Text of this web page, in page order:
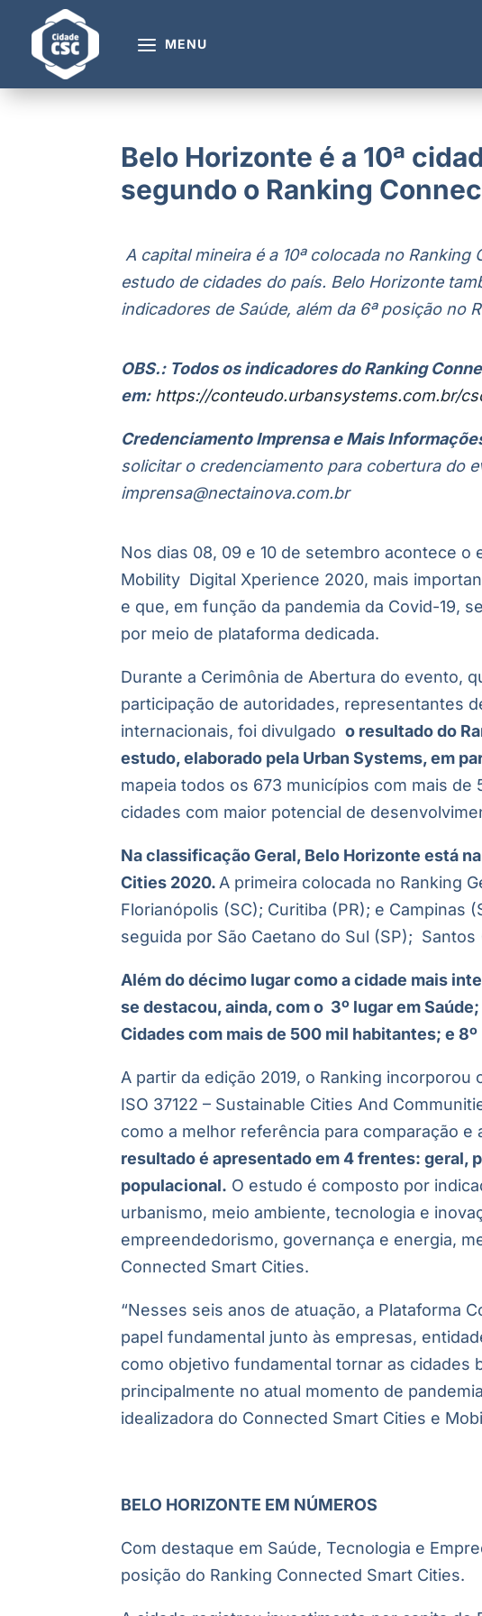
MENU
Belo Horizonte é a 10ª
segundo o Ranking
A capital mineira é a 10ª colocada no
estudo de cidades do país. Belo Horizonte
indicadores de Saúde, além da 6ª posição no
OBS.: Todos os indicadores do Ranking
em: https://conteudo.urbansystems.com.br/
Credenciamento Imprensa e Mais
solicitar o credenciamento para cobertura do
imprensa@nectainova.com.br
Nos dias 08, 09 e 10 de setembro acontece
Mobility Digital Xperience 2020, mais
e que, em função da pandemia da Covid-19,
por meio de plataforma dedicada.
Durante a Cerimônia de Abertura do evento,
participação de autoridades, representantes
internacionais, foi divulgadoo resultado do
estudo, elaborado pela Urban Systems, em
mapeia todos os 673 municípios com mais
cidades com maior potencial de
Na classificação Geral, Belo Horizonte está
Cities 2020. A primeira colocada no Ranking
Florianópolis (SC); Curitiba (PR); e Campinas
seguida por São Caetano do Sul (SP); Santos
Além do décimo lugar como a cidade mais
se destacou, ainda, com o 3º lugar em
Cidades com mais de 500 mil habitantes; e
A partir da edição 2019, o Ranking
ISO 37122 – Sustainable Cities And
como a melhor referência para comparação
resultado é apresentado em 4 frentes: geral,
populacional. O estudo é composto por
urbanismo, meio ambiente, tecnologia e
empreendedorismo, governança e energia,
Connected Smart Cities.
“Nesses seis anos de atuação, a Plataforma
papel fundamental junto às empresas,
como objetivo fundamental tornar as cidades
principalmente no atual momento de
idealizadora do Connected Smart Cities e
BELO HORIZONTE EM NÚMEROS
Com destaque em Saúde, Tecnologia e
posição do Ranking Connected Smart Cities.